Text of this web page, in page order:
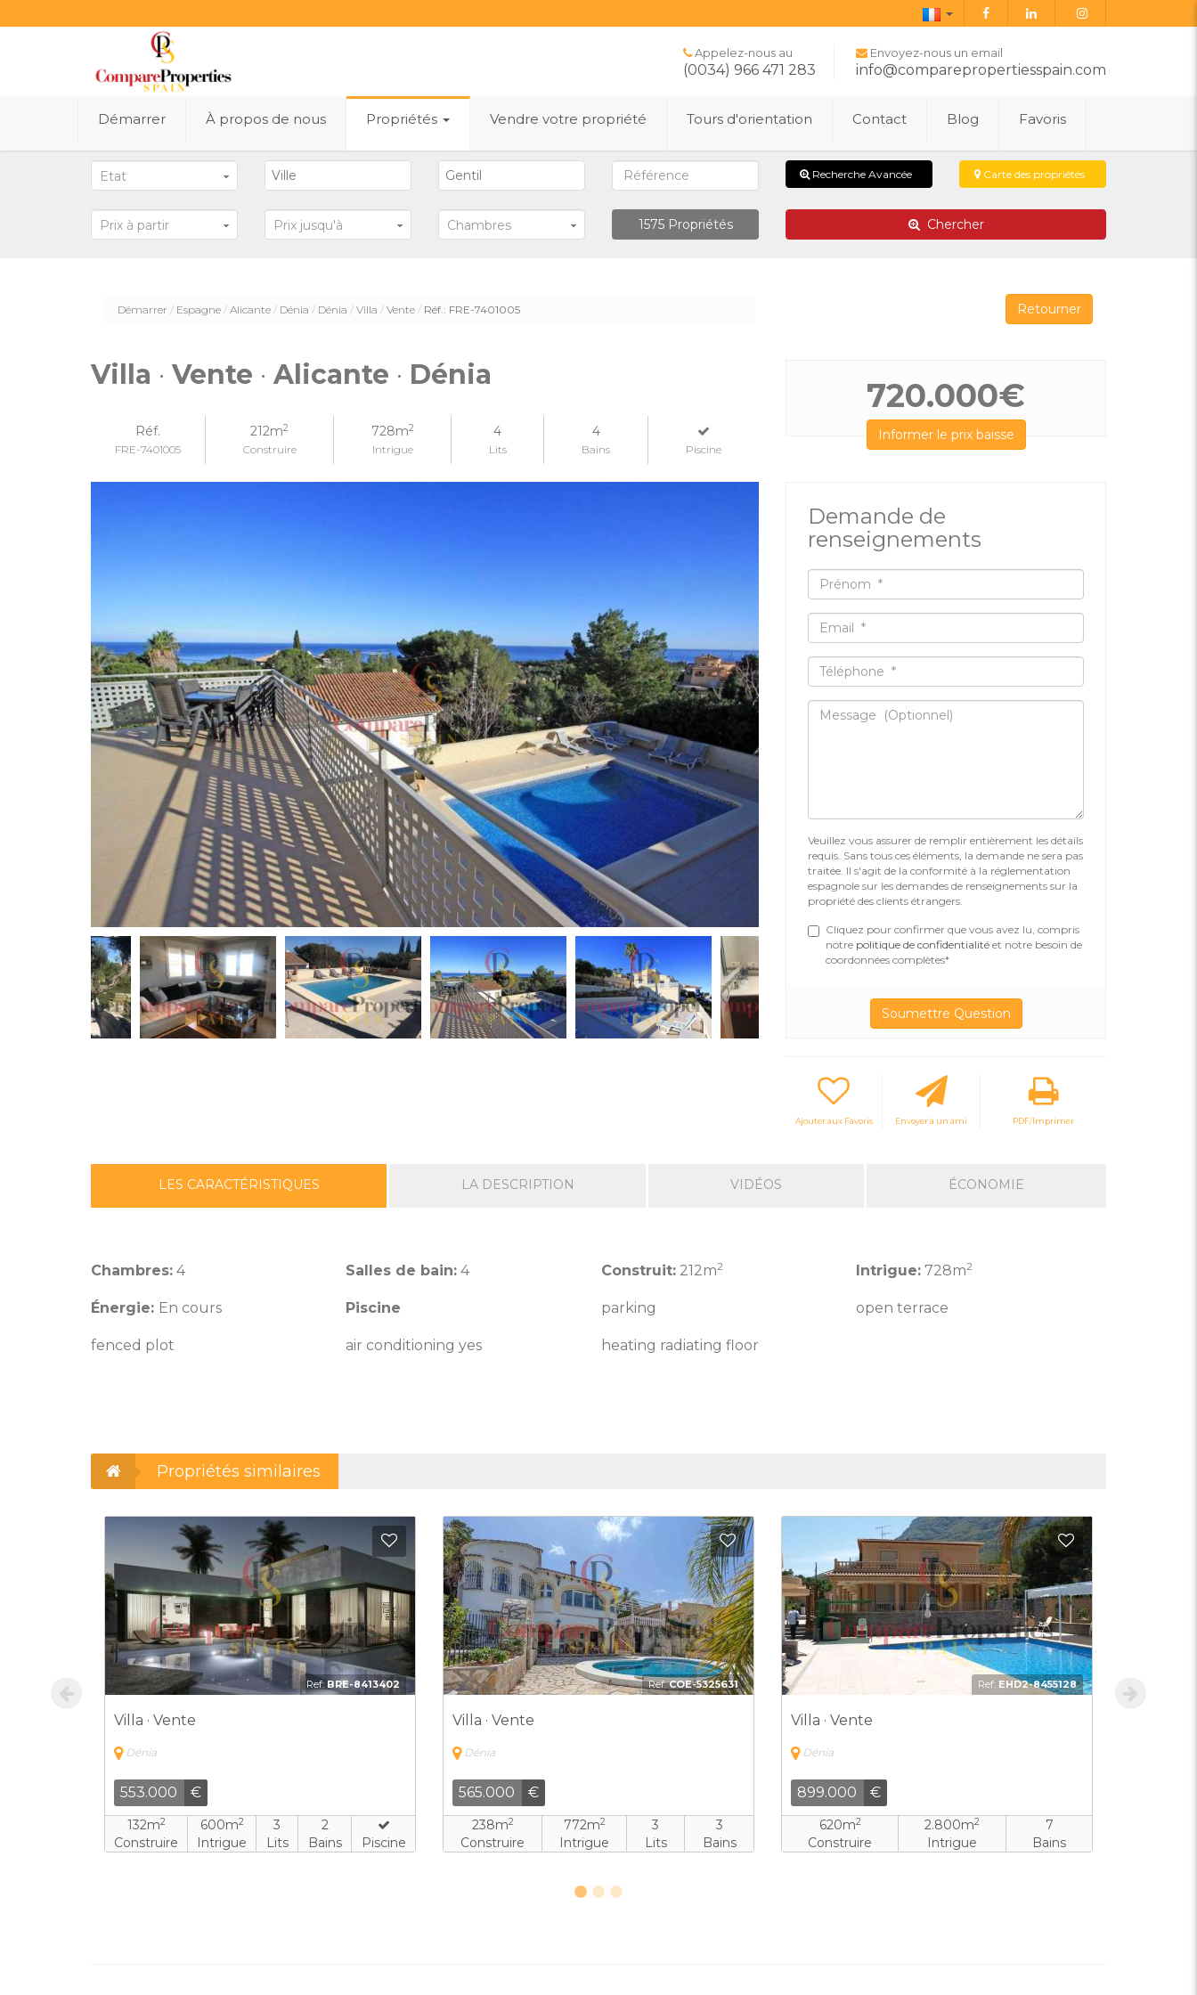
Français
Appelez-nous au
(0034) 966 471 283
Envoyez-nous un email
info@comparepropertiesspain.com
Démarrer À propos de nous Propriétés Vendre votre propriété Tours d'orientation Contact Blog Favoris
Etat
Prix ​​à partir Prix ​​jusqu'à Chambres 1575Propriétés
Recherche Avancée Carte des propriétés
Chercher
Démarrer Espagne Alicante Dénia Dénia Villa Vente Réf.: FRE-7401005 Retourner
Villa · Vente · Alicante · Dénia
Réf.
FRE-7401005
212m2
Construire
728m2
Intrigue
4
Lits
4
Bains Piscine
720.000€
Informer le prix baisse
Demande de
renseignements
Veuillez vous assurer de remplir entièrement les détails
requis. Sans tous ces éléments, la demande ne sera pas
traitée. Il s'agit de la conformité à la réglementation
espagnole sur les demandes de renseignements sur la
propriété des clients étrangers.
Cliquez pour confirmer que vous avez lu, compris
notre politique de confidentialité et notre besoin de
coordonnées complètes*
Ajouter aux Favoris Envoyer à un ami PDF/Imprimer
LES CARACTÉRISTIQUES LA DESCRIPTION VIDÉOS ÉCONOMIE
Chambres: 4 Salles de bain: 4 Construit:212m2 Intrigue:728m2
Énergie: En cours Piscine parking open terrace
fenced plot air conditioning yes heating radiating floor
Propriétés similaires
Ajouter aux Favoris
Ref: BRE-8413402
Villa · Vente
Dénia
553.000 €
132m2
Construire
600m2
Intrigue
3
Lits
2
Bains
Piscine
Ajouter aux Favoris
Ref:COE-5325631
Villa · Vente
Dénia
565.000 €
238m2
Construire
772m2
Intrigue
3
Lits
3
Bains
Ajouter aux Favoris
Ref: EHD2-8455128
Villa · Vente
Dénia
899.000 €
620m2
Construire
2.800m2
Intrigue
7
Bains
Ajouter aux